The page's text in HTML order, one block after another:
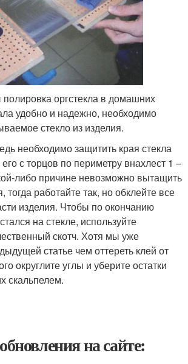
полировка оргстекла в домашних
удобно и надежно, необходимо
стекло из изделия.
необходимо защитить края стекла
с торцов по периметру внахлест 1 –
либо причине невозможно вытащить
тогда работайте так, но обклейте все
изделия. Чтобы по окончанию
на стекле, используйте
скотч. Хотя мы уже
статье чем оттереть клей от
округлите углы и уберите остатки
скальпелем.
на сайте: